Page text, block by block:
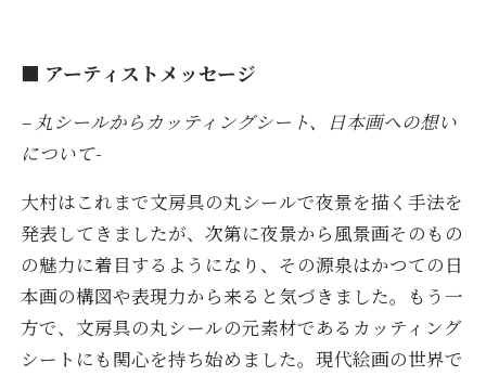
■ アーティストメッセージ
– 丸シールからカッティングシート、日本画への想い
について-
大村はこれまで文房具の丸シールで夜景を描く手法を
発表してきましたが、次第に夜景から風景画そのもの
の魅力に着目するようになり、その源泉はかつての日
本画の構図や表現力から来ると気づきました。もう一
方で、文房具の丸シールの元素材であるカッティング
シートにも関心を持ち始めました。現代絵画の世界で